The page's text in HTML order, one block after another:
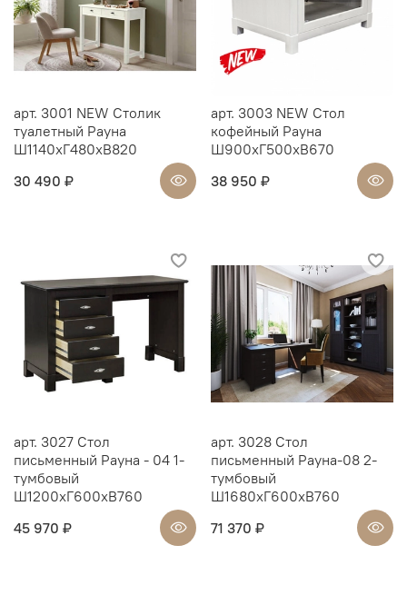
арт. 3001 NEW Столик
туалетный Рауна
Ш1140xГ480xВ820
30 490 ₽
арт. 3003 NEW Стол
кофейный Рауна
Ш900xГ500xВ670
38 950 ₽
арт. 3027 Стол
письменный Рауна - 04 1-
тумбовый
Ш1200xГ600xВ760
45 970 ₽
арт. 3028 Стол
письменный Рауна-08 2-
тумбовый
Ш1680xГ600xВ760
71 370 ₽